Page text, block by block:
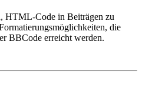
HTML-Code in Beiträgen zu
die
BBCode erreicht werden.